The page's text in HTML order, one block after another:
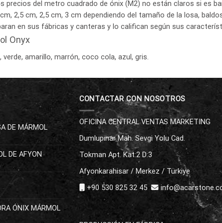
precios del metro cuadrado de ónix (M2) no están claros si es
2,5 cm, 2,5 cm, 3 cm dependiendo del tamaño de la losa,
en sus fábricas y canteras y lo califican según sus
Onyx
amarillo, marrón, coco cola, azul, gris.
DE MÁRMOL
DE AFYON
ÓNIX MÁRMOL
CONTACTAR CON NOSOTROS
OFICINA CENTRAL VENTAS MARKETING
Dumlupınar Mah. Sevgi Yolu Cad.
Tokman Apt. Kat:2 D:3
Afyonkarahisar / Merkez / Türkiye
+90 530 825 32 45